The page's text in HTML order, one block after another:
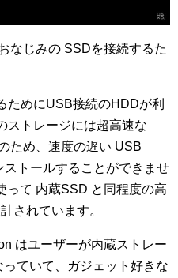
なじみの SSDを接続するた
ためにUSB接続のHDDが利
ストレージには超高速な
ため、速度の遅い USB
トールすることができませ
って 内蔵SSD と同程度の高
されています。
はユーザーが内蔵ストレー
ていて、ガジェット好きな